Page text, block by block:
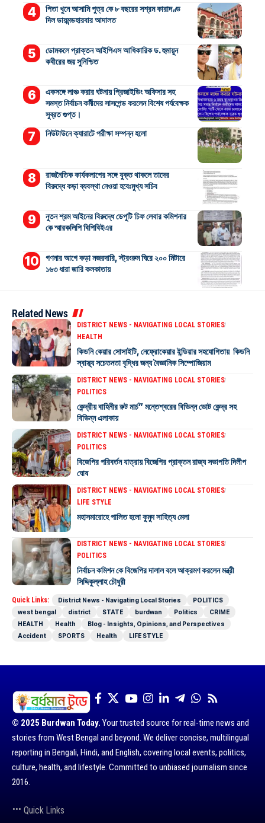
পিতা খুনে আসামি পুত্র কে ৮ বছরের সশ্রম কারাদণ্ড
দিল ডায়মন্ডহারবার আদালত
ডোমকলে প্রাক্তন আইপিএস আধিকারিক ড. হুমায়ুন
কবীরের জয় সুনিশ্চিত
একসঙ্গে লাঞ্চ করার ঘটনায় প্রিজাইডিং অফিসার সহ
সমস্ত নির্বাচন কর্মীদের সাসপেন্ড করলেন বিশেষ পর্যবেক্ষক
সুব্রত গুপ্ত।
নিউটাউনে ক্যারাটে পরীক্ষা সম্পন্ন হলো
রাজনৈতিক কার্যকলাপের সঙ্গে যুক্ত থাকলে তাদের
বিরুদ্ধে কড়া ব্যবস্থা নেওয়া হবেঃমুখ্য সচিব
নুতন শ্রম আইনের বিরুদ্ধে ডেপুটি চিফ লেবার কমিশনার
কে স্মারকলিপি বিপিবিইএর
গণনার আগে কড়া নজরদারি, স্ট্রংরুম ঘিরে ২০০ মিটারে
১৬৩ ধারা জারি কলকাতায়
Related News
DISTRICT NEWS - NAVIGATING LOCAL STORIES
HEALTH
কিডনি কেয়ার সোসাইটি, নেফ্রোকেয়ার ইন্ডিয়ার সহযোগিতায় কিডনি
স্বাস্থ্য সচেতনতা বৃদ্ধির জন্য বৈজ্ঞানিক সিম্পোজিয়াম
DISTRICT NEWS - NAVIGATING LOCAL STORIES
POLITICS
কেন্দ্রীয় বাহিনীর রুট মার্চ” মন্তেশ্বরের বিভিন্ন ভোট কেন্দ্র সহ
বিভিন্ন এলাকায়
DISTRICT NEWS - NAVIGATING LOCAL STORIES
POLITICS
বিজেপির পরিবর্তন যাত্রায় বিজেপির প্রাক্তন রাজ্য সভাপতি দিলীপ
ঘোষ
DISTRICT NEWS - NAVIGATING LOCAL STORIES
LIFE STYLE
মহাসমারোহে পালিত হলো কুমুদ সাহিত্য মেলা
DISTRICT NEWS - NAVIGATING LOCAL STORIES
POLITICS
নির্বাচন কমিশন কে বিজেপির দালাল বলে আক্রমণ করলেন মন্ত্রী
সিদ্দিকুল্লাহ চৌধুরী
Quick Links: District News - Navigating Local Stories
POLITICS
west bengal
district STATE burdwan Politics
CRIME
HEALTH
Health
Blog - Insights, Opinions, and Perspectives
Accident
SPORTS Health LIFE STYLE
© 2025 Burdwan Today. Your trusted source for real-time news and
stories from West Bengal and beyond. We deliver concise, multilingual
reporting in Bengali, Hindi, and English, covering local events, politics,
culture, health, and lifestyle. Committed to unbiased journalism since
2016.
Quick Links